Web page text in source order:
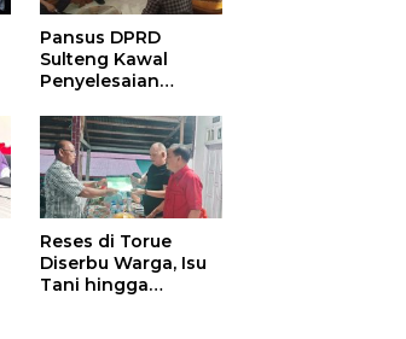
Pansus DPRD
Sulteng Kawal
Penyelesaian
Sawit di Tolitoli
Reses di Torue
Diserbu Warga, Isu
Tani hingga